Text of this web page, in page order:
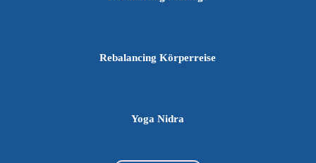
Rebalancing Körperreise
Yoga Nidra